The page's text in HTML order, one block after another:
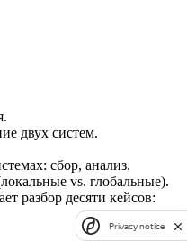
двух систем.
сбор, анализ.
vs. глобальные).
разбор десяти кейсов:
Privacy notice